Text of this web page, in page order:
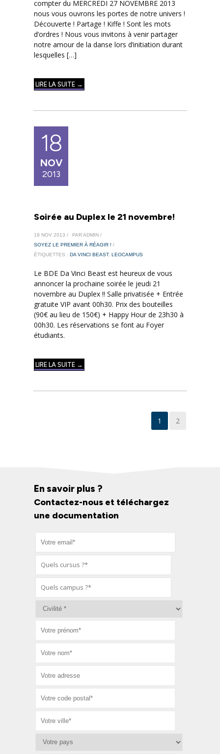
compter du MERCREDI 27 NOVEMBRE 2013
nous vous ouvrons les portes de notre univers !
Découverte ! Partage ! Kiffe ! Sont les mots
d’ordres ! Nous vous invitons à venir partager
notre amour de la danse lors d’initiation durant
lesquelles […]
LIRE LA SUITE →
18
NOV
2013
Soirée au Duplex le 21 novembre!
18 NOV 2013 /
PAR ADMIN /
SOYEZ LE PREMIER À RÉAGIR ! /
ÉTIQUETTES : DA VINCI BEAST, LEOCAMPUS
Le BDE Da Vinci Beast est heureux de vous
annoncer la prochaine soirée le jeudi 21
novembre au Duplex !! Salle privatisée + Entrée
gratuite VIP avant 00h30. Prix des bouteilles
(90€ au lieu de 150€) + Happy Hour de 23h30 à
00h30. Les réservations se font au Foyer
étudiants.
LIRE LA SUITE →
1 2
En savoir plus ?
Contactez-nous et téléchargez
une documentation